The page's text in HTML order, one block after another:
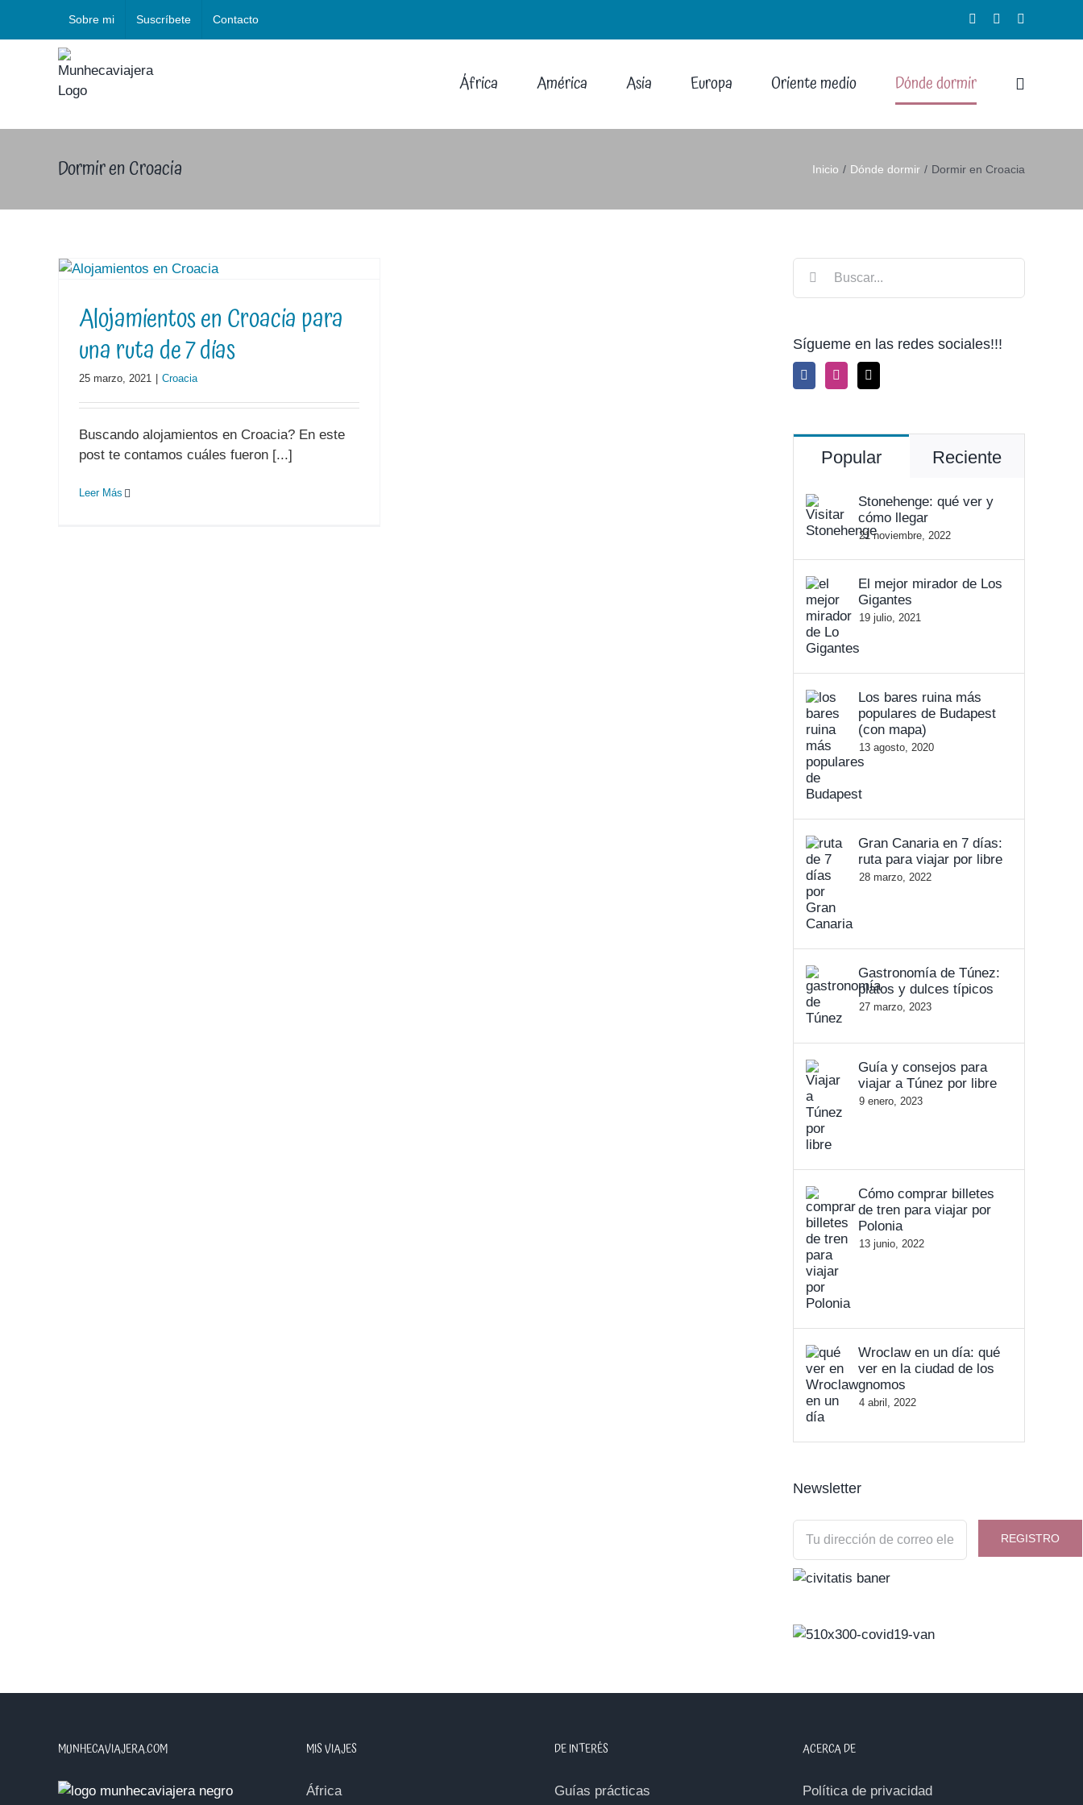
Sobre mi Suscríbete Contacto FacebookInstagram
África América Asia Europa Oriente medio Dónde dormir
Dormir en Croacia Inicio Dónde dormir Dormir en Croacia
Alojamientos en Croacia para
una ruta de 7 días
25 marzo, 2021 Croacia
Buscando alojamientos en Croacia? En este
post te contamos cuáles fueron [...]
Leer Más
Sígueme en las redes sociales!!!
Popular Reciente
Stonehenge: qué ver y
cómo llegar
21 noviembre, 2022
El mejor mirador de Los
Gigantes
19 julio, 2021
Los bares ruina más
populares de Budapest
(con mapa)
13 agosto, 2020
Gran Canaria en 7 días:
ruta para viajar por libre
28 marzo, 2022
Gastronomía de Túnez:
platos y dulces típicos
27 marzo, 2023
Guía y consejos para
viajar a Túnez por libre
9 enero, 2023
Cómo comprar billetes
de tren para viajar por
Polonia
13 junio, 2022
Wroclaw en un día: qué
ver en la ciudad de los
gnomos
4 abril, 2022
Newsletter
MUNHECAVIAJERA.COM MIS VIAJES
África
DE INTERÉS
Guías prácticas
ACERCA DE
Política de privacidad